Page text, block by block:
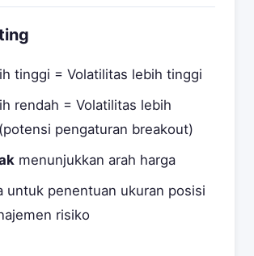
tinggi = Volatilitas lebih tinggi
rendah = Volatilitas lebih
pengaturan breakout)
menunjukkan arah harga
untuk penentuan ukuran posisi
risiko